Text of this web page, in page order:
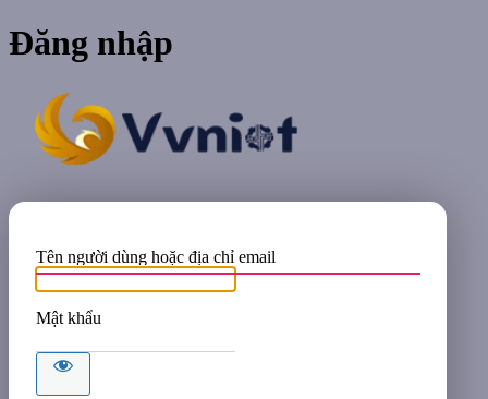
Đăng nhập
Tên người dùng hoặc địa chỉ email
Mật khẩu